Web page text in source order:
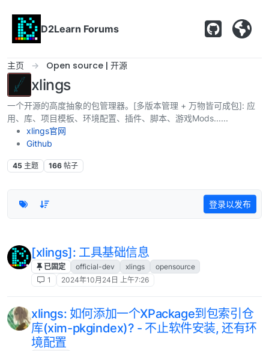
D2Learn Forums
主页 Open source | 开源
xlings
一个开源的高度抽象的包管理器。[多版本管理 + 万物皆可成包]: 应
用、库、项目模板、环境配置、插件、脚本、游戏Mods......
xlings官网
Github
45 主题 166 帖子
登录以发布
[xlings]: 工具基础信息
已固定 official-dev xlings
opensource
1
2024年10月24日 上午7:26
xlings: 如何添加一个XPackage到包索引仓
库(xim-pkgindex)? - 不止软件安装, 还有环
境配置